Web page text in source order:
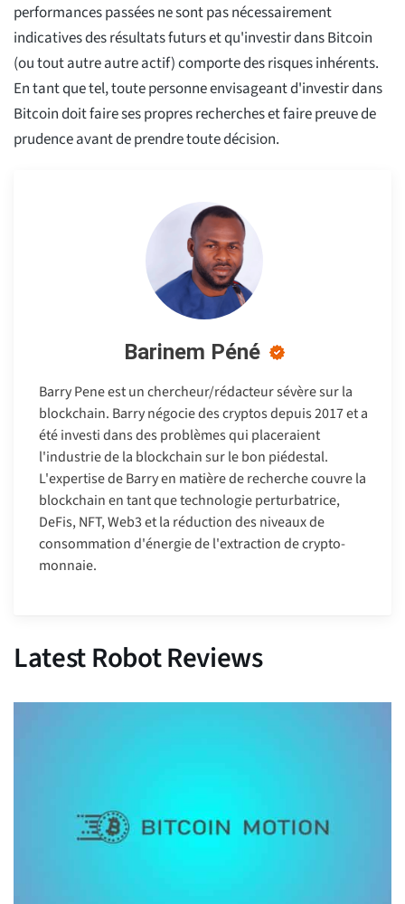
performances passées ne sont pas nécessairement
indicatives des résultats futurs et qu'investir dans Bitcoin
(ou tout autre autre actif) comporte des risques inhérents.
En tant que tel, toute personne envisageant d'investir dans
Bitcoin doit faire ses propres recherches et faire preuve de
prudence avant de prendre toute décision.
Barinem Péné
Barry Pene est un chercheur/rédacteur sévère sur la
blockchain. Barry négocie des cryptos depuis 2017 et a
été investi dans des problèmes qui placeraient
l'industrie de la blockchain sur le bon piédestal.
L'expertise de Barry en matière de recherche couvre la
blockchain en tant que technologie perturbatrice,
DeFis, NFT, Web3 et la réduction des niveaux de
consommation d'énergie de l'extraction de crypto-
monnaie.
Latest Robot Reviews